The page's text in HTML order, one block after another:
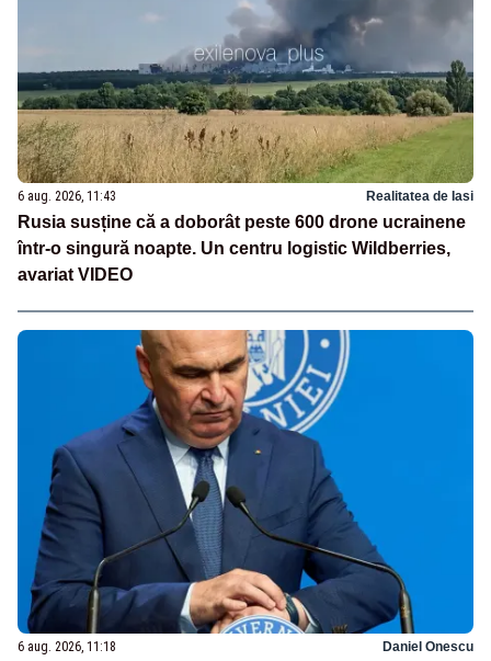
6 aug. 2026, 11:43 Realitatea de Iasi
Rusia susține că a doborât peste 600 drone ucrainene
într-o singură noapte. Un centru logistic Wildberries,
avariat VIDEO
6 aug. 2026, 11:18 Daniel Onescu